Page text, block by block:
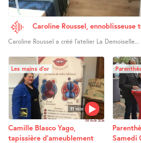
Caroline Roussel, ennoblisseuse
Caroline Roussel a créé l’atelier La Demoiselle...
11 min
Les mains d’or
08 Août 2026
Camille Blasco Yago,
tapissière d’ameublement
Samedi